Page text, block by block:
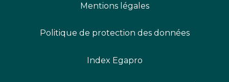
Mentions légales
Politique de protection des données
Index Egapro